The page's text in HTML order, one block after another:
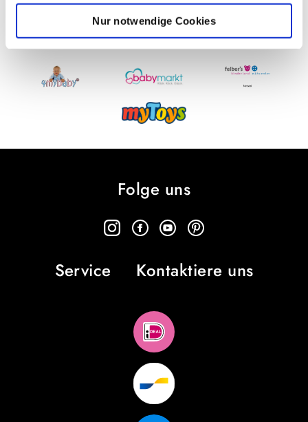
Nur notwendige Cookies
Auch hier erhältlich
Folge uns
Service Kontaktiere uns